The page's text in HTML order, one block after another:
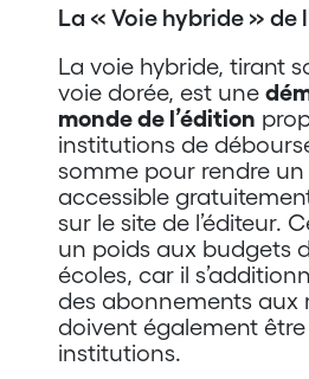
La « Voie hybride » de
La voie hybride, tirant
voie dorée, est une
monde de l’édition
institutions de
somme pour rendre
accessible
sur le site de l’éditeur.
un poids aux budgets
écoles, car il
des abonnements aux
doivent également
institutions.